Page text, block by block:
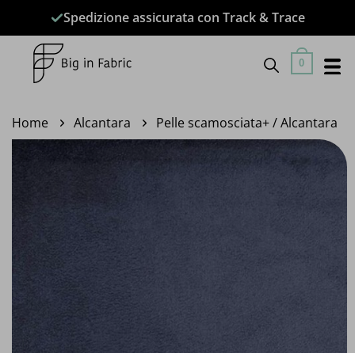
contenuti
Spedizione assicurata con Track & Trace
0
Home Alcantara Pelle scamosciata+ / Alcantara